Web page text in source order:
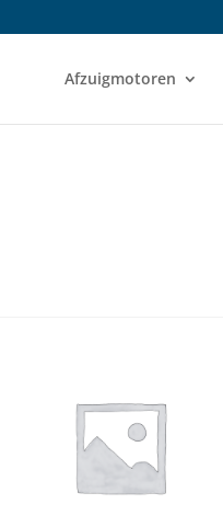
Afzuigmotoren